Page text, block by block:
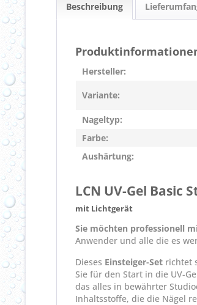
Beschreibung
Hersteller:
Variante:
Nageltyp:
Farbe:
Aushärtung:
LCN UV-Gel Basic
mit Lichtgerät
Sie möchten professionell
Anwender und alle die es
Dieses Einsteiger-Set richtet
Sie für den Start in die UV-
das alles in bewährter
Inhaltsstoffe, die die Nägel